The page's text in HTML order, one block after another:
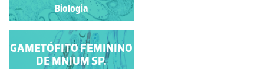
Biologia
Biologia
PROTALO DE
PTERIDÓFITA
GAMETÓFITO FEMININO
DE MNIUM SP.